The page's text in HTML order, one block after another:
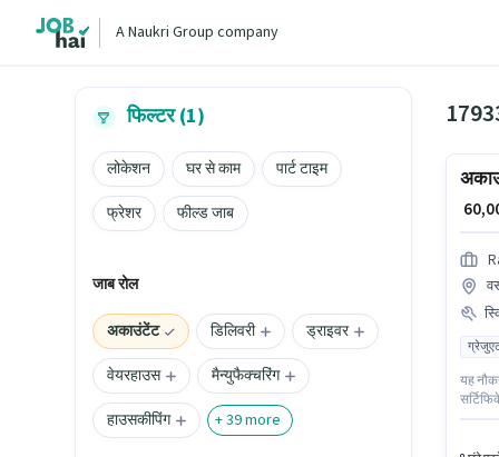
A Naukri Group company
फिल्टर (1)
लोकेशन घर से काम
पार्ट टाइम
फ्रेशर
फील्ड जाब
जाब रोल
अकाउंटेंट डिलिवरी
ड्राइवर
वेयरहाउस
मैन्युफैक्चरिंग
हाउसकीपिंग
+39more
₹
यह